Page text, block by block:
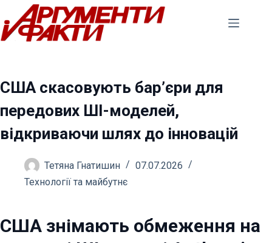
Перейти
до
вмісту
США скасовують бар’єри для
передових ШІ-моделей,
відкриваючи шлях до інновацій
Тетяна Гнатишин
07.07.2026
Технології та майбутнє
США знімають обмеження на